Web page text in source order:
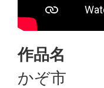
作品名
かぞ市